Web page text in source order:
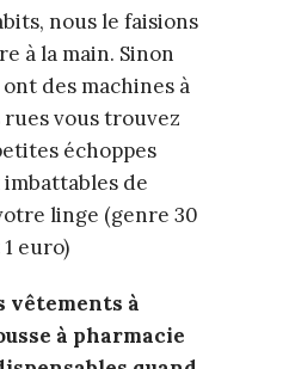
nous le faisions
à la main. Sinon
des machines à
vous trouvez
échoppes
de
linge (genre 30
euro)
vêtements à
à pharmacie